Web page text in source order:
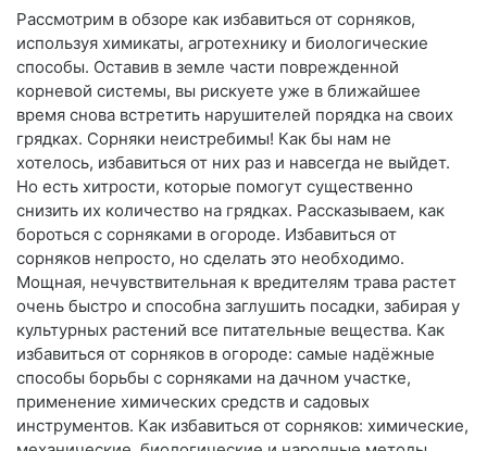
Рассмотрим в обзоре как избавиться от сорняков,
используя химикаты, агротехнику и биологические
способы. Оставив в земле части поврежденной
корневой системы, вы рискуете уже в ближайшее
время снова встретить нарушителей порядка на своих
грядках. Сорняки неистребимы! Как бы нам не
хотелось, избавиться от них раз и навсегда не выйдет.
Но есть хитрости, которые помогут существенно
снизить их количество на грядках. Рассказываем, как
бороться с сорняками в огороде. Избавиться от
сорняков непросто, но сделать это необходимо.
Мощная, нечувствительная к вредителям трава растет
очень быстро и способна заглушить посадки, забирая у
культурных растений все питательные вещества. Как
избавиться от сорняков в огороде: самые надёжные
способы борьбы с сорняками на дачном участке,
применение химических средств и садовых
инструментов. Как избавиться от сорняков: химические,